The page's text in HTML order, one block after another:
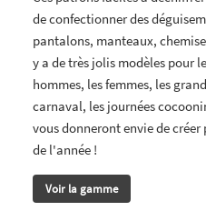
de confectionner des
pantalons, manteaux,
y a de très jolis modèles pour
hommes, les femmes, les
carnaval, les journées
vous donneront envie de
de l'année !
Voir la gamme